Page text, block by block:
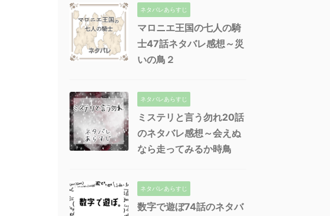
ネタバレあらすじ
マロニエ王国の七人の騎
士47話ネタバレ感想～災
いの鳥２
ネタバレあらすじ
ミステリと言う勿れ20話
のネタバレ感想～会えぬ
なら走ってみるか時鳥
ネタバレあらすじ
数字で遊ぼ74話のネタバ